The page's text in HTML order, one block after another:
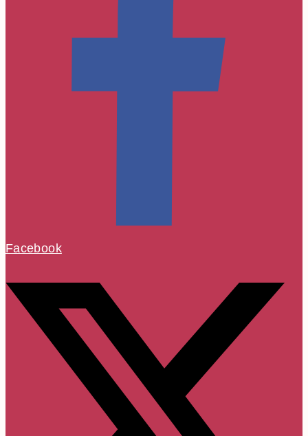
Facebook